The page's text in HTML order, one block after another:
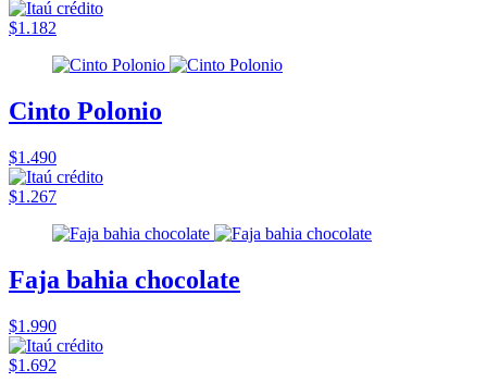
$1.182
Cinto Polonio
$1.490
$1.267
Faja bahia chocolate
$1.990
$1.692